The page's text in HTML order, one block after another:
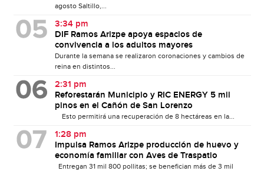
agosto Saltillo,...
3:34 pm
DIF Ramos Arizpe apoya espacios de
convivencia a los adultos mayores
Durante la semana se realizaron coronaciones y cambios de
reina en distintos...
2:31 pm
Reforestarán Municipio y RIC ENERGY 5 mil
pinos en el Cañón de San Lorenzo
Esto permitirá una recuperación de 8 hectáreas en la...
1:28 pm
Impulsa Ramos Arizpe producción de huevo y
economía familiar con Aves de Traspatio
Entregan 31 mil 800 pollitas; se benefician más de 3 mil